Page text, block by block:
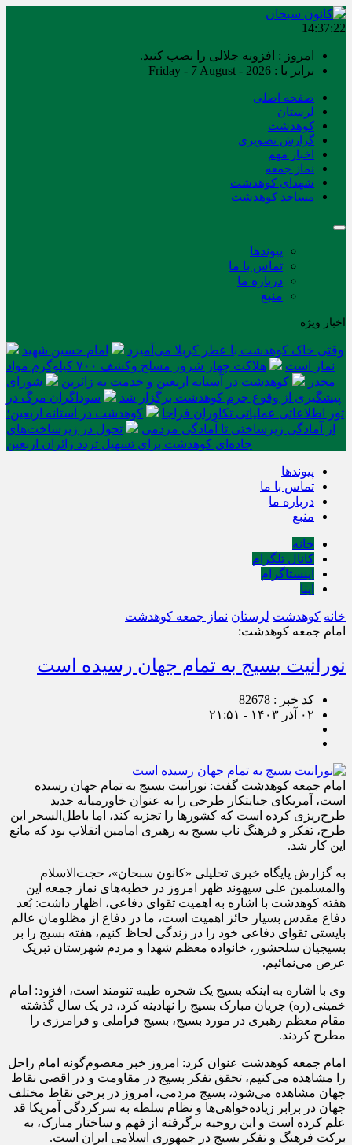
14:37:22
امروز : افزونه جلالی را نصب کنید.
برابر با : Friday - 7 August - 2026
صفحه اصلی
لرستان
کوهدشت
گزارش تصویری
اخبار مهم
نماز جمعه
شهدای کوهدشت
مساجد کوهدشت
پیوندها
تماس با ما
درباره ما
منبع
اخبار ویژه
وقتی خاک کوهدشت با عطر کربلا می‌آمیزد
امام حسین شهید
نماز است
هلاکت چهار شرور مسلح وکشف ۷۰۰ کیلوگرم مواد
مخدر
کوهدشت در آستانه اربعین و خدمت‌ به زائرین
شورای
پیشگیری از وقوع جرم کوهدشت برگزار شد
سوداگران مرگ در
تور اطلاعاتی عملیاتی تکاوران فراجا
کوهدشت در آستانه اربعین؛
از آمادگی زیرساختی تا آمادگی مردمی
تحول در زیرساخت‌های
جاده‌ای کوهدشت برای تسهیل تردد زائران اربعین
پیوندها
تماس با ما
درباره ما
منبع
خانه
کانال تلگرام
اینستاگرام
ایتا
خانه کوهدشت لرستان نماز جمعه کوهدشت
امام جمعه کوهدشت:
نورانیت بسیج به تمام جهان رسیده است
کد خبر : 82678
۰۲ آذر ۱۴۰۳ - ۲۱:۵۱
امام جمعه کوهدشت گفت: نورانیت بسیج به تمام جهان رسیده
است، آمریکای جنایتکار طرحی را به عنوان خاورمیانه جدید
طرح‌ریزی کرده است که کشورها را تجزیه کند، اما باطل‌السحر این
طرح، تفکر و فرهنگ ناب بسیج به رهبری امامین انقلاب بود که مانع
این کار شد.
به گزارش پایگاه خبری تحلیلی «کانون سبحان»، حجت‌الاسلام‌
والمسلمین علی سپهوند ظهر امروز در خطبه‌های نماز جمعه این
هفته کوهدشت با اشاره به اهمیت تقوای دفاعی، اظهار داشت: بُعد
دفاع مقدس بسیار حائز اهمیت است، ما در دفاع از مظلومان عالم
بایستی تقوای دفاعی خود را در زندگی لحاظ کنیم، هفته بسیج را بر
بسیجیان سلحشور، خانواده معظم شهدا و مردم شهرستان تبریک
عرض می‌نمائیم.
وی با اشاره به اینکه بسیج یک شجره طیبه تنومند است، افزود: امام
خمینی (ره) جریان مبارک بسیج را نهادینه کرد، در یک سال گذشته
مقام معظم رهبری در مورد بسیج، بسیج فراملی و فرامرزی را
مطرح کردند.
امام جمعه کوهدشت عنوان کرد: امروز خبر معصوم‌گونه امام راحل
را مشاهده می‌کنیم، تحقق تفکر بسیج در مقاومت و در اقصی نقاط
جهان مشاهده می‌شود، بسیج مردمی، امروز در برخی نقاط مختلف
جهان در برابر زیاده‌خواهی‌ها و نظام سلطه به سرکردگی آمریکا قد
علم کرده است و این روحیه برگرفته از فهم و ساختار مبارک، به
برکت فرهنگ و تفکر بسیج در جمهوری اسلامی ایران است.